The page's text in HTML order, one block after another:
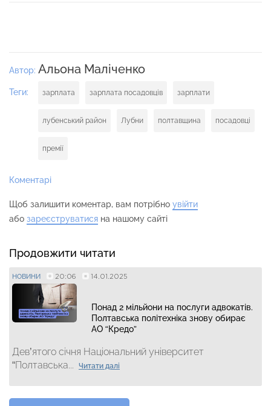
Автор: Альона Маліченко
Теги: зарплата зарплата посадовців зарплати
лубенський район Лубни полтавщина посадовці
премії
Коментарі
Щоб залишити коментар, вам потрібно увійти
або зареєструватися на нашому сайті
Продовжити читати
НОВИНИ 20:06 14.01.2025
Понад 2 мільйони на послуги адвокатів.
Полтавська політехніка знову обирає
АО “Кредо”
Дев’ятого січня Національний університет
“Полтавська...
Читати далі